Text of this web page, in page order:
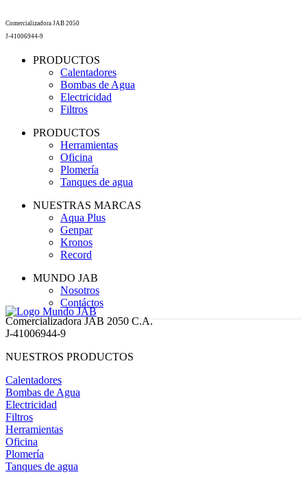
Comercializadora JAB 2050
J-41006944-9
PRODUCTOS
Calentadores
Bombas de Agua
Electricidad
Filtros
PRODUCTOS
Herramientas
Oficina
Plomería
Tanques de agua
NUESTRAS MARCAS
Aqua Plus
Genpar
Kronos
Record
MUNDO JAB
Nosotros
Contáctos
Comercializadora JAB 2050 C.A.
J-41006944-9
NUESTROS PRODUCTOS
Calentadores
Bombas de Agua
Electricidad
Filtros
Herramientas
Oficina
Plomería
Tanques de agua